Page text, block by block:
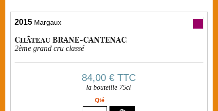
2015 Margaux
Château BRANE-CANTENAC
2ème grand cru classé
84,00 €TTC
la bouteille 75cl
Qté